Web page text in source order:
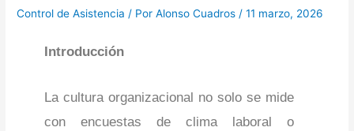
Control de Asistencia / PorAlonso Cuadros /11 marzo, 2026
Introducción
La cultura organizacional no solo se mide
con encuestas de clima laboral o